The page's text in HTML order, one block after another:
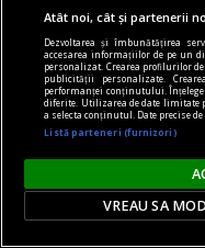
Blogul cititorilor
Mîinile mele
Zeci de ani,
cruce într-un
paznici de
Mihaela ARDELEAN
Atât noi, cât și partenerii
Dezvoltarea și îmbunătățirea
accesarea informațiilor de pe un
personalizat. Crearea profilurilor
publicității personalizate.
performanței conținutului.
diferite. Utilizarea de date limitate
a selecta conținutul. Date precise
Listă parteneri (furnizori)
VREAU SA